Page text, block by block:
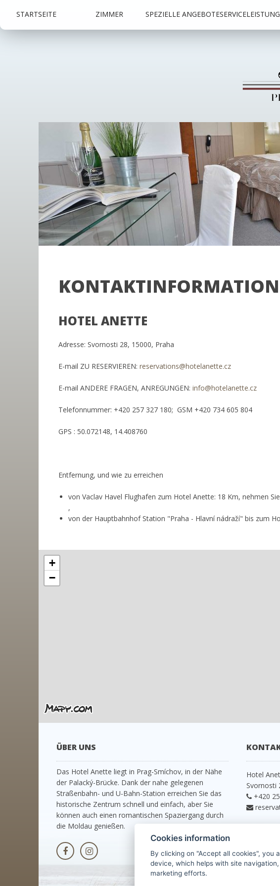
STARTSEITE ZIMMER SPEZIELLE ANGEBOTE
HOTEL ANETTE
Adresse: Svornosti 28, 15000, Praha
E-mail ZU RESERVIEREN: reservations@hotelanette.cz
E-mail ANDERE FRAGEN, ANREGUNGEN: info@hotelanette.cz
Telefonnummer: +420 257 327 180; GSM +420 734 605 804
GPS : 50.072148, 14.408760
Entfernung, und wie zu erreichen
von Vaclav Havel Flughafen zum Hotel Anette: 18 Km, nehmen
,
von der Hauptbahnhof Station "Praha - Hlavní nádraží" bis zum
+
−
ÜBER UNS
Das Hotel Anette liegt in Prag-Smíchov, in der Nähe
der Palacký-Brücke. Dank der nahe gelegenen
Straßenbahn- und U-Bahn-Station erreichen Sie das
historische Zentrum schnell und einfach, aber Sie
können auch einen romantischen Spaziergang durch
die Moldau genießen.
Hotel
Svornosti
+420
Cookies information
By clicking on "Accept all cookies", you
device, which helps with site
marketing efforts.